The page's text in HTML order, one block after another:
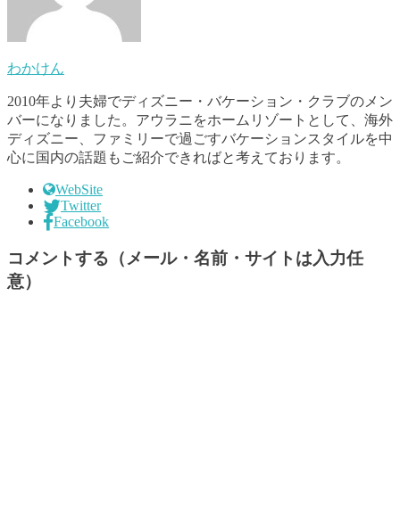
わかけん
2010年より夫婦でディズニー・バケーション・クラブのメン
バーになりました。アウラニをホームリゾートとして、海外
ディズニー、ファミリーで過ごすバケーションスタイルを中
心に国内の話題もご紹介できればと考えております。
WebSite
Twitter
Facebook
コメントする（メール・名前・サイトは入力任
意）